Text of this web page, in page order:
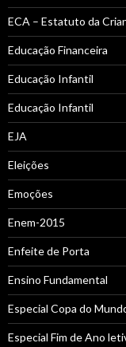
ECA – Estatuto da
Educação Financeira
Educação Infantil
Educação Infantil
EJA
Eleições
Emoções
Enem-2015
Enfeite de Porta
Ensino Fundamental
Especial Copa do
Especial Fim de Ano